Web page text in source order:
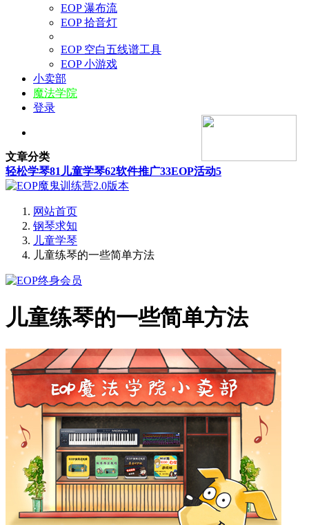
EOP 瀑布流
EOP 拾音灯
EOP 空白五线谱工具
EOP 小游戏
小卖部
魔法学院
登录
文章分类
轻松学琴81 儿童学琴62软件推广33EOP活动5
网站首页
钢琴求知
儿童学琴
儿童练琴的一些简单方法
儿童练琴的一些简单方法